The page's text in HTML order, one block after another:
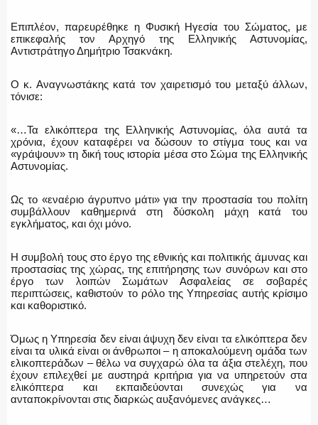
Επιπλέον, παρευρέθηκε η Φυσική Ηγεσία του Σώματος, με
επικεφαλής τον Αρχηγό της Ελληνικής Αστυνομίας,
Αντιστράτηγο Δημήτριο Τσακνάκη.
Ο κ. Αναγνωστάκης κατά τον χαιρετισμό του μεταξύ άλλων,
τόνισε:
«…Τα ελικόπτερα της Ελληνικής Αστυνομίας, όλα αυτά τα
χρόνια, έχουν καταφέρει να δώσουν το στίγμα τους και να
«γράψουν» τη δική τους ιστορία μέσα στο Σώμα της Ελληνικής
Αστυνομίας.
Ως το «εναέριο άγρυπνο μάτι» για την προστασία του πολίτη
συμβάλλουν καθημερινά στη δύσκολη μάχη κατά του
εγκλήματος, και όχι μόνο.
Η συμβολή τους στο έργο της εθνικής και πολιτικής άμυνας και
προστασίας της χώρας, της επιτήρησης των συνόρων και στο
έργο των λοιπών Σωμάτων Ασφαλείας σε σοβαρές
περιπτώσεις, καθιστούν το ρόλο της Υπηρεσίας αυτής κρίσιμο
και καθοριστικό.
Όμως η Υπηρεσία δεν είναι άψυχη δεν είναι τα ελικόπτερα δεν
είναι τα υλικά είναι οι άνθρωποι – η αποκαλούμενη ομάδα των
ελικοπτεράδων – θέλω να συγχαρώ όλα τα άξια στελέχη, που
έχουν επιλεχθεί με αυστηρά κριτήρια για να υπηρετούν στα
ελικόπτερα και εκπαιδεύονται συνεχώς για να
ανταποκρίνονται στις διαρκώς αυξανόμενες ανάγκες…